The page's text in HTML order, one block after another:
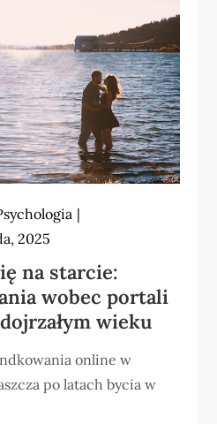
2025
na starcie:
wobec portali
wieku
online w
po latach bycia w